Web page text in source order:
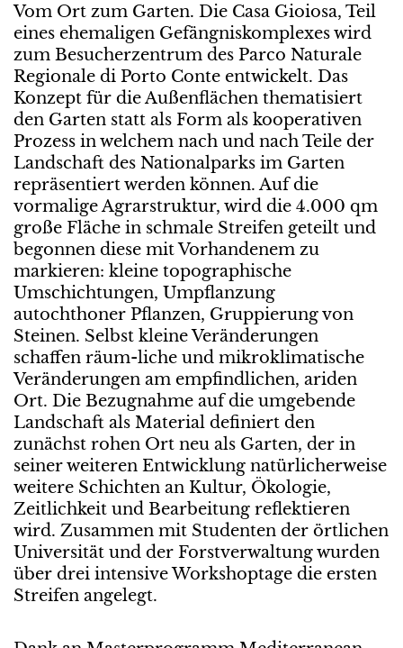
Vom Ort zum Garten. Die Casa Gioiosa, Teil
eines ehemaligen Gefängniskomplexes wird
zum Besucherzentrum des Parco Naturale
Regionale di Porto Conte entwickelt. Das
Konzept für die Außenflächen thematisiert
den Garten statt als Form als kooperativen
Prozess in welchem nach und nach Teile der
Landschaft des Nationalparks im Garten
repräsentiert werden können. Auf die
vormalige Agrarstruktur, wird die 4.000 qm
große Fläche in schmale Streifen geteilt und
begonnen diese mit Vorhandenem zu
markieren: kleine topographische
Umschichtungen, Umpflanzung
autochthoner Pflanzen, Gruppierung von
Steinen. Selbst kleine Veränderungen
schaffen räum-liche und mikroklimatische
Veränderungen am empfindlichen, ariden
Ort. Die Bezugnahme auf die umgebende
Landschaft als Material definiert den
zunächst rohen Ort neu als Garten, der in
seiner weiteren Entwicklung natürlicherweise
weitere Schichten an Kultur, Ökologie,
Zeitlichkeit und Bearbeitung reflektieren
wird. Zusammen mit Studenten der örtlichen
Universität und der Forstverwaltung wurden
über drei intensive Workshoptage die ersten
Streifen angelegt.